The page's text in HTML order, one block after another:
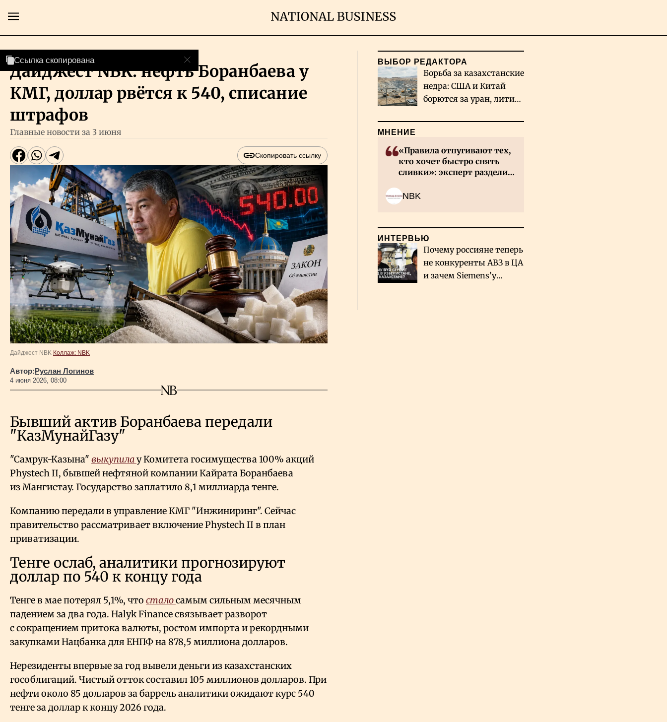
Главная
Экономика
Бизнес
Рынки
Технологии
Власть
Геополитика
Исследования
Люди
Life & Arts
О нас
События
Дайджест NBK: нефть Боранбаева у
КМГ, доллар рвётся к 540, списание
штрафов
Главные новости за 3 июня
Скопировать ссылку
Ссылка скопирована
Дайджест NBK Коллаж: NBK
Автор: Руслан Логинов
4 июня 2026, 08:00
Бывший актив Боранбаева передали
"КазМунайГазу"
"Самрук-Казына" выкупилау Комитета госимущества 100% акций
Phystech II, бывшей нефтяной компании Кайрата Боранбаева
из Мангистау. Государство заплатило 8,1 миллиарда тенге.
Компанию передали в управление КМГ "Инжиниринг". Сейчас
правительство рассматривает включение Phystech II в план
приватизации.
Тенге ослаб, аналитики прогнозируют
доллар по 540 к концу года
Тенге в мае потерял 5,1%, что сталосамым сильным месячным
падением за два года. Halyk Finance связывает разворот
с сокращением притока валюты, ростом импорта и рекордными
закупками Нацбанка для ЕНПФ на 878,5 миллиона долларов.
Нерезиденты впервые за год вывели деньги из казахстанских
гособлигаций. Чистый отток составил 105 миллионов долларов. При
нефти около 85 долларов за баррель аналитики ожидают курс 540
тенге за доллар к концу 2026 года.
ВЫБОР РЕДАКТОРА
Борьба за казахстанские
недра: США и Китай
борются за уран, литий
МНЕНИЕ
«Правила отпугивают тех,
кто хочет быстро снять
сливки»: эксперт разделил
NBK
ИНТЕРВЬЮ
Почему россияне теперь
не конкуренты АВЗ в ЦА
и зачем Siemens’у
Ссылка скопирована
Ссылка скопирована